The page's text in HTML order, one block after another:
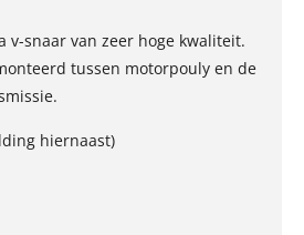
v-snaar van zeer hoge kwaliteit.
tussen motorpouly en de
hiernaast)